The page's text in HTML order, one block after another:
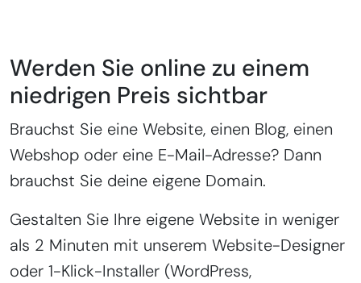
Werden Sie online zu einem
niedrigen Preis sichtbar
Brauchst Sie eine Website, einen Blog, einen
Webshop oder eine E-Mail-Adresse? Dann
brauchst Sie deine eigene Domain.
Gestalten Sie Ihre eigene Website in weniger
als 2 Minuten mit unserem Website-Designer
oder 1-Klick-Installer (WordPress,